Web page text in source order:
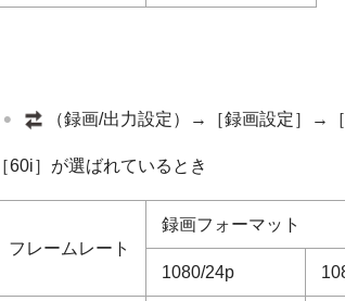
（録画/出力設定）→［録画設定］→
［60i］が選ばれているとき
フレームレート
録画フォーマット
1080/24p